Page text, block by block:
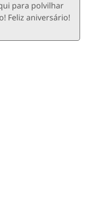
para polvilhar
Feliz aniversário!